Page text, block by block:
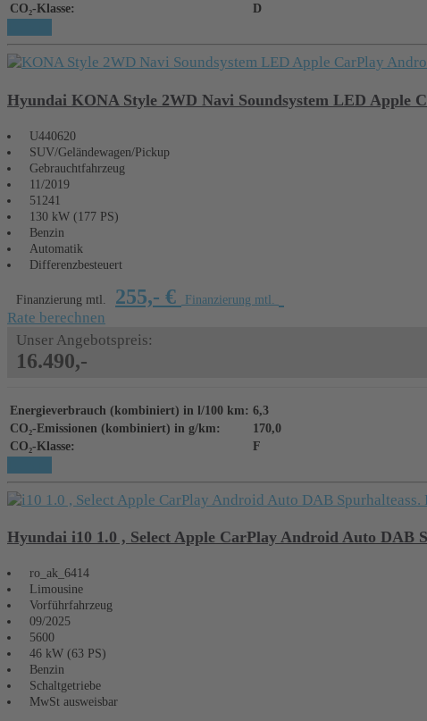
CO₂-Klasse:
D
Hyundai KONA Style 2WD Navi Soundsystem LED
U440620
SUV/Geländewagen/Pickup
Gebrauchtfahrzeug
11/2019
51241
130 kW (177 PS)
Benzin
Automatik
Differenzbesteuert
Finanzierung mtl. 255,- € Finanzierung mtl.
Rate berechnen
Unser Angebotspreis:
16.490,-
Energieverbrauch (kombiniert) in l/100 km: 6,3
CO₂-Emissionen (kombiniert) in g/km:
170,0
CO₂-Klasse:
F
Hyundai i10 1.0 , Select Apple CarPlay Android Auto DAB
ro_ak_6414
Limousine
Vorführfahrzeug
09/2025
5600
46 kW (63 PS)
Benzin
Schaltgetriebe
MwSt ausweisbar